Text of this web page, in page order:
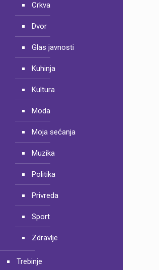
Crkva
Dvor
Glas javnosti
Kuhinja
Kultura
Moda
Moja sećanja
Muzika
Politika
Privreda
Sport
Zdravlje
Trebinje